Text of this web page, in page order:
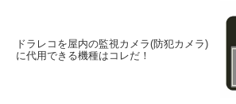
ドラレコを屋内の監視カメラ(防犯カメラ)
に代用できる機種はコレだ！